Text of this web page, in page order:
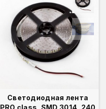
Светодиодная лента
PRO class, SMD 3014, 240